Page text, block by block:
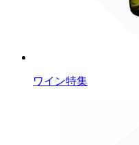
ワイン特集